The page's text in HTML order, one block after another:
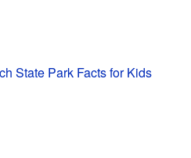
State Park Facts for Kids